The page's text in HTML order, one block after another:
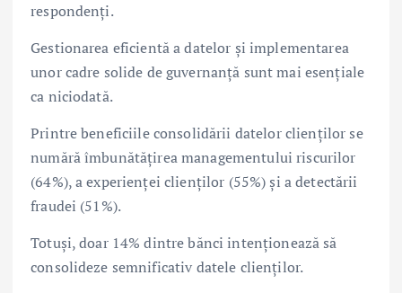
respondenți.
Gestionarea eficientă a datelor și implementarea
unor cadre solide de guvernanță sunt mai esențiale
ca niciodată.
Printre beneficiile consolidării datelor clienților se
numără îmbunătățirea managementului riscurilor
(64%), a experienței clienților (55%) și a detectării
fraudei (51%).
Totuși, doar 14% dintre bănci intenționează să
consolideze semnificativ datele clienților.